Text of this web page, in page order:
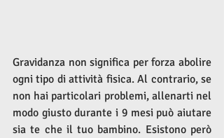
Gravidanza non significa per forza abolire
ogni tipo di attività fisica. Al contrario, se
non hai particolari problemi, allenarti nel
modo giusto durante i 9 mesi può aiutare
sia te che il tuo bambino. Esistono però